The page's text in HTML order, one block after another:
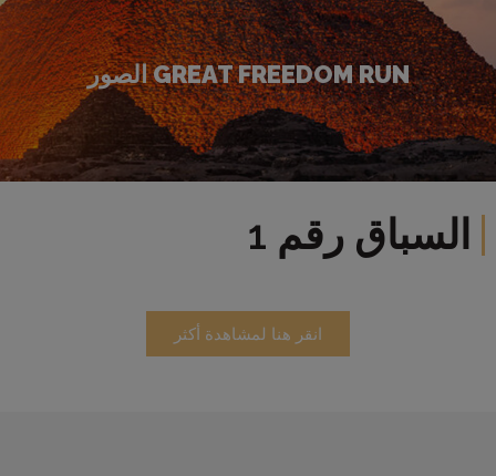
GREAT FREEDOM RUN الصور
السباق رقم 1
انقر هنا لمشاهدة أكثر